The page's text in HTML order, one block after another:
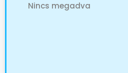
Nincs megadva